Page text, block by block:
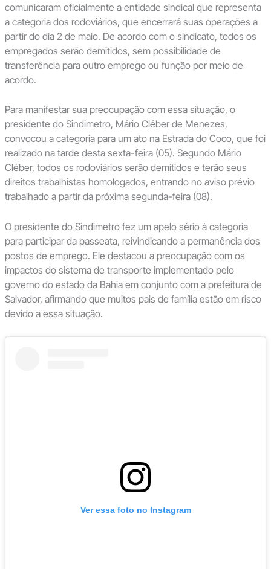
comunicaram oficialmente a entidade sindical que representa
a categoria dos rodoviários, que encerrará suas operações a
partir do dia 2 de maio. De acordo com o sindicato, todos os
empregados serão demitidos, sem possibilidade de
transferência para outro emprego ou função por meio de
acordo.
Para manifestar sua preocupação com essa situação, o
presidente do Sindimetro, Mário Cléber de Menezes,
convocou a categoria para um ato na Estrada do Coco, que foi
realizado na tarde desta sexta-feira (05). Segundo Mário
Cléber, todos os rodoviários serão demitidos e terão seus
direitos trabalhistas homologados, entrando no aviso prévio
trabalhado a partir da próxima segunda-feira (08).
O presidente do Sindimetro fez um apelo sério à categoria
para participar da passeata, reivindicando a permanência dos
postos de emprego. Ele destacou a preocupação com os
impactos do sistema de transporte implementado pelo
governo do estado da Bahia em conjunto com a prefeitura de
Salvador, afirmando que muitos pais de família estão em risco
devido a essa situação.
Ver essa foto no Instagram